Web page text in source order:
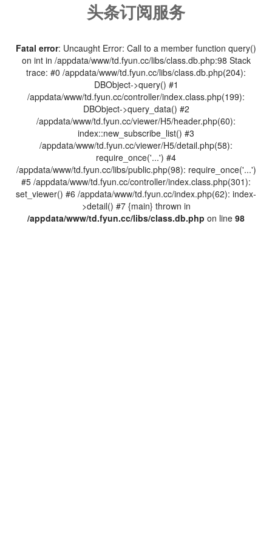
头条订阅服务
Fatal error: Uncaught Error: Call to a member function query()
on int in /appdata/www/td.fyun.cc/libs/class.db.php:98 Stack
trace: #0 /appdata/www/td.fyun.cc/libs/class.db.php(204):
DBObject->query() #1
/appdata/www/td.fyun.cc/controller/index.class.php(199):
DBObject->query_data() #2
/appdata/www/td.fyun.cc/viewer/H5/header.php(60):
index::new_subscribe_list() #3
/appdata/www/td.fyun.cc/viewer/H5/detail.php(58):
require_once('...') #4
/appdata/www/td.fyun.cc/libs/public.php(98): require_once('...')
#5 /appdata/www/td.fyun.cc/controller/index.class.php(301):
set_viewer() #6 /appdata/www/td.fyun.cc/index.php(62): index-
>detail() #7 {main} thrown in
/appdata/www/td.fyun.cc/libs/class.db.php on line 98